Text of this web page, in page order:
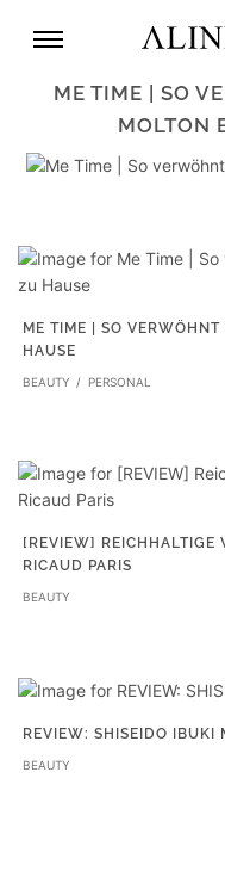
ME TIME | SO
MOLTON
ME TIME | SO
HAUSE
BEAUTY PERSONAL
[REVIEW] REICHHALTIGE
RICAUD PARIS
BEAUTY
REVIEW: SHISEIDO IBUKI
BEAUTY